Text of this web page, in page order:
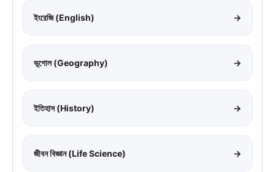
ইংরেজি (English) →
ভূগোল (Geography) →
ইতিহাস (History) →
জীবন বিজ্ঞান (Life Science) →